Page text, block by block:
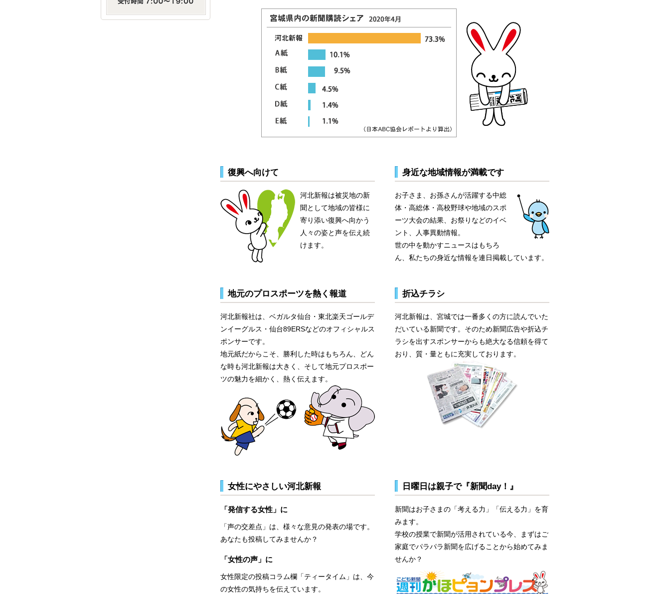
復興へ向けて
河北新報は被災地の新
聞として地域の皆様に
寄り添い復興へ向かう
人々の姿と声を伝え続
けます。
身近な地域情報が満載です
お子さま、お孫さんが活躍する中総
体・高総体・高校野球や地域のスポ
ーツ大会の結果、お祭りなどのイベ
ント、人事異動情報。
世の中を動かすニュースはもちろ
ん、私たちの身近な情報を連日掲載しています。
地元のプロスポーツを熱く報道
河北新報社は、ベガルタ仙台・東北楽天ゴールデ
ンイーグルス・仙台89ERSなどのオフィシャルス
ポンサーです。
地元紙だからこそ、勝利した時はもちろん、どん
な時も河北新報は大きく、そして地元プロスポー
ツの魅力を細かく、熱く伝えます。
折込チラシ
河北新報は、宮城では一番多くの方に読んでいた
だいている新聞です。そのため新聞広告や折込チ
ラシを出すスポンサーからも絶大なる信頼を得て
おり、質・量ともに充実しております。
女性にやさしい河北新報
「発信する女性」に
「声の交差点」は、様々な意見の発表の場です。
あなたも投稿してみませんか？
「女性の声」に
女性限定の投稿コラム欄「ティータイム」は、今
の女性の気持ちを伝えています。
日曜日は親子で『新聞day！』
新聞はお子さまの「考える力」「伝える力」を育
みます。
学校の授業で新聞が活用されている今、まずはご
家庭でパラパラ新聞を広げることから始めてみま
せんか？